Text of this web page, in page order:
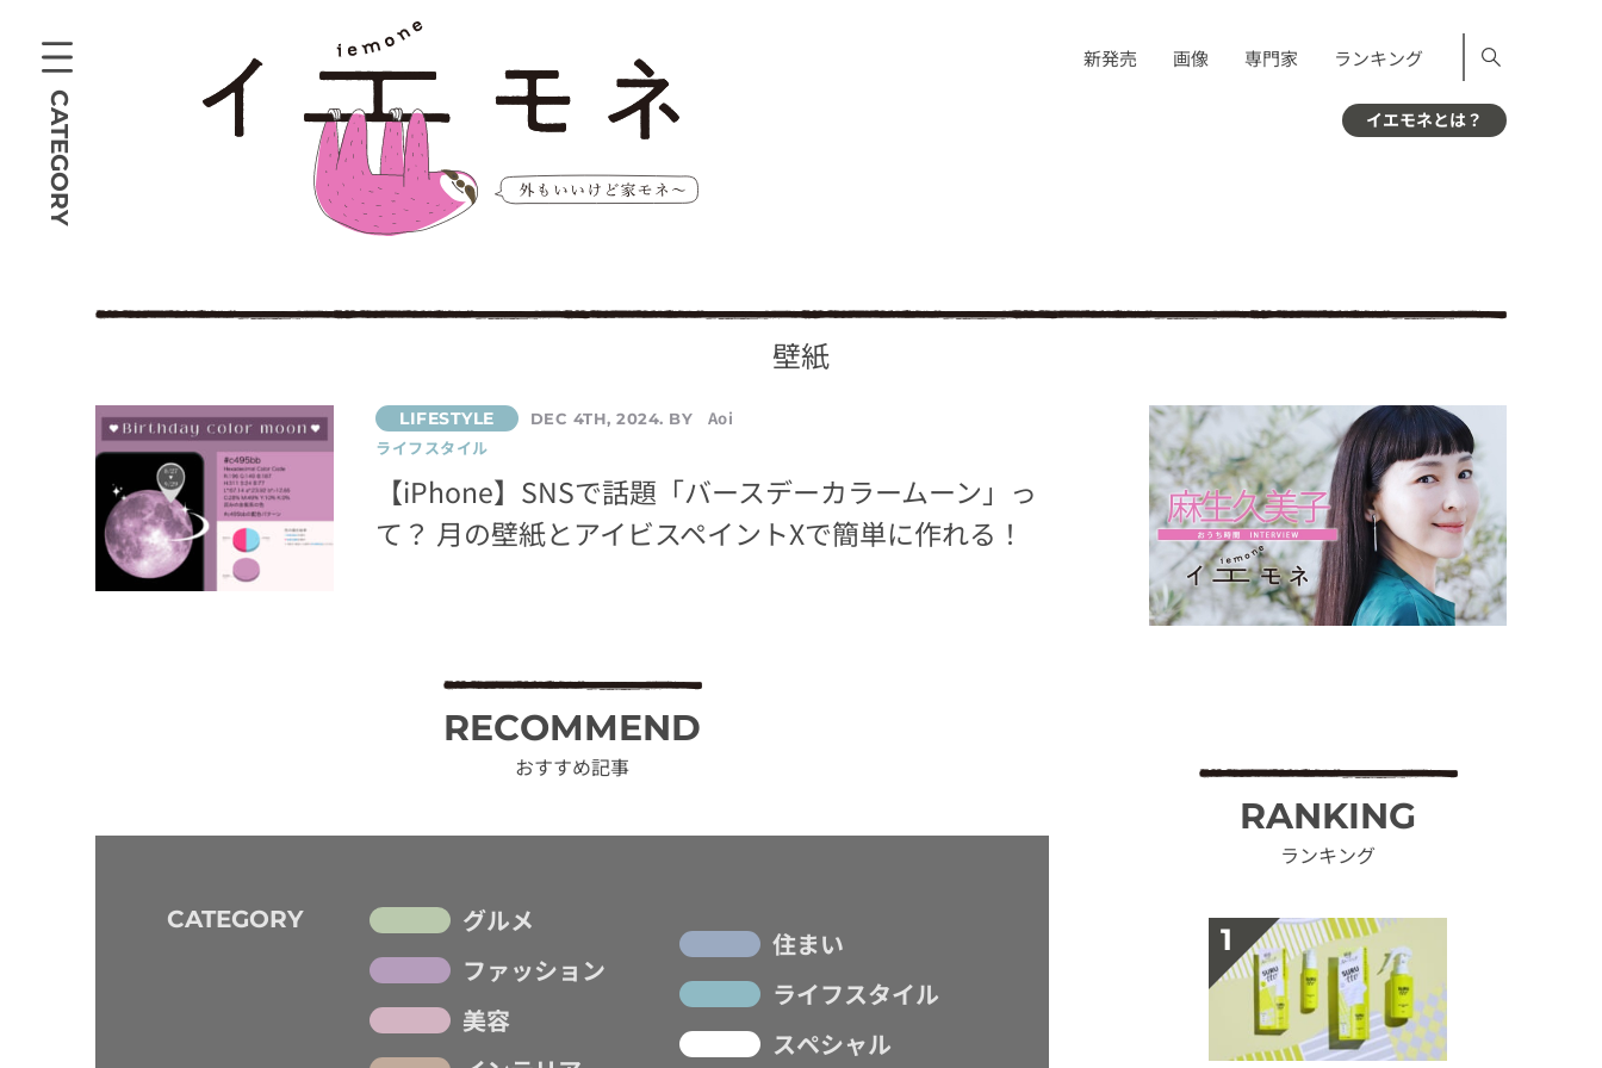
CATEGORY
新発売 画像 専門家 ランキング
イエモネとは？
壁紙
DEC 4TH, 2024. BY
Aoi
ライフスタイル
【iPhone】SNSで話題「バースデーカラームーン」っ
て？ 月の壁紙とアイビスペイントXで簡単に作れる！
RECOMMEND
おすすめ記事
CATEGORY
グルメ
ファッション
美容
住まい
ライフスタイル
スペシャル
RANKING
ランキング